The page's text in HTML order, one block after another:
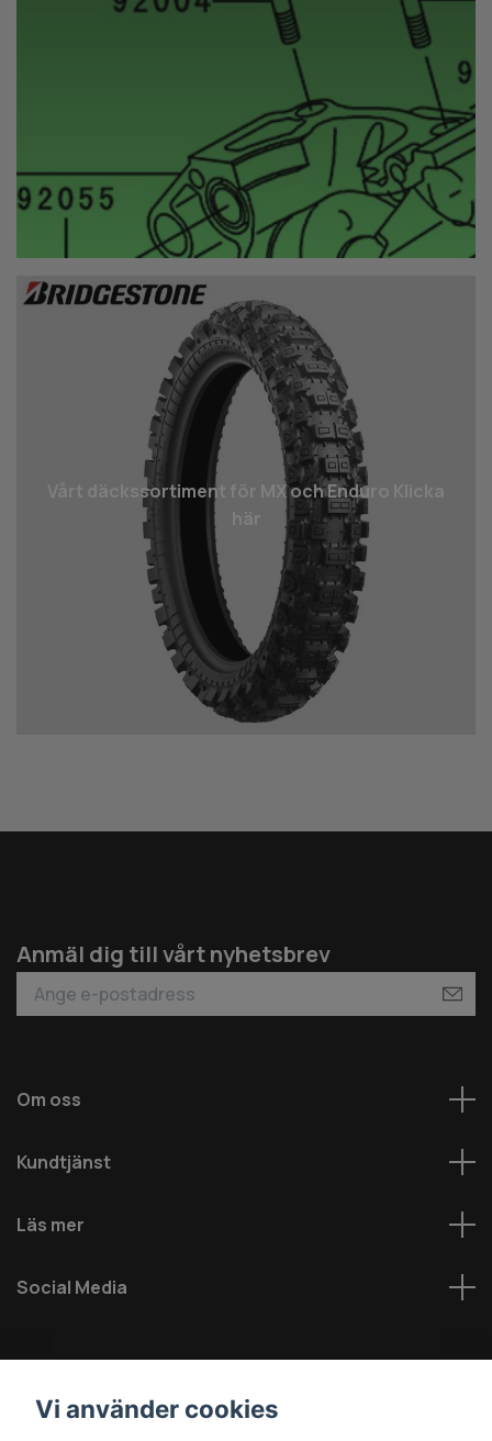
Vårt däcks­sortiment för MX och Enduro Klicka
Anmäl dig till vårt nyhetsbrev
Om oss
Kundtjänst
Läs mer
Social Media
Vi använder cookies